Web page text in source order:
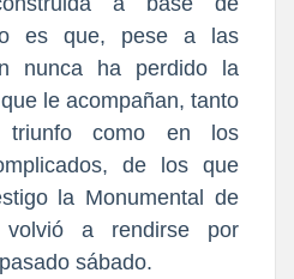
es que, pese a las
nunca ha perdido la
le acompañan, tanto
como en los
de los que
la Monumental de
a rendirse por
sábado.